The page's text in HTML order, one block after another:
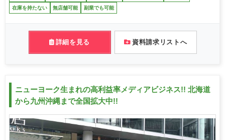
在庫を持たない 無店舗可能 副業でも可能
詳細を見る 資料請求リストへ
ニューヨーク生まれの高利益率メディアビジネス!! 北海道
から九州沖縄まで全国拡大中!!